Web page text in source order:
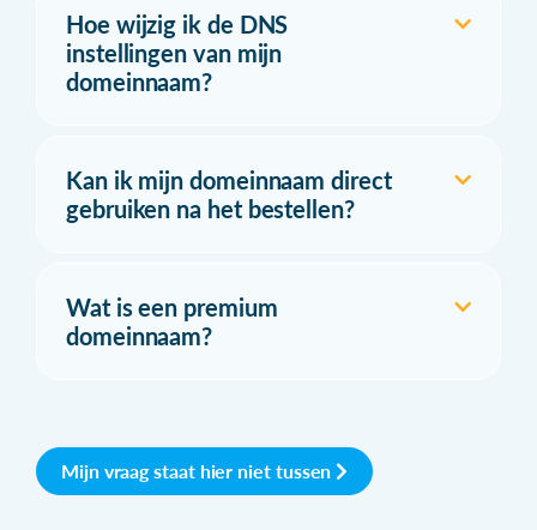
Hoe wijzig ik de DNS
instellingen van mijn
domeinnaam?
Kan ik mijn domeinnaam direct
gebruiken na het bestellen?
Wat is een premium
domeinnaam?
Mijn vraag staat hier niet tussen